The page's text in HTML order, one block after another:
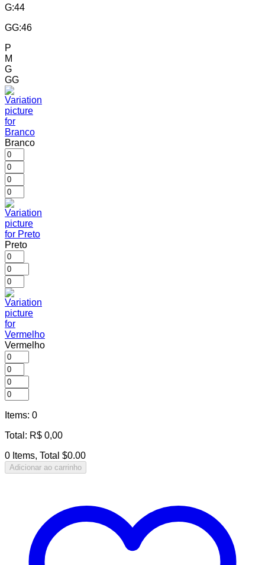
G:44
GG:46
P
M
G
GG
Branco
Preto
Vermelho
Items: 0
Total : R$ 0,00
0 Items, Total $0.00
Adicionar ao carrinho